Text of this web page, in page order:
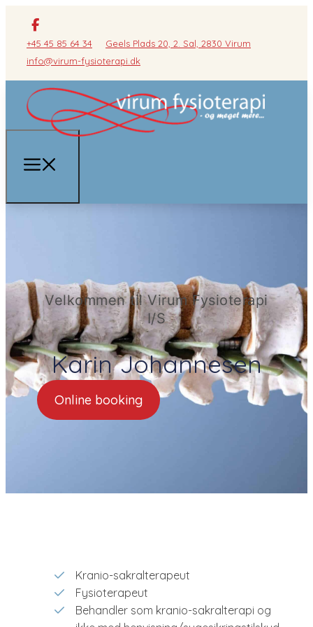
+45 45 85 64 34
Geels Plads 20, 2. Sal, 2830 Virum
info@virum-fysioterapi.dk
Velkommen til Virum Fysioterapi
I/S
Karin Johannesen
Online booking
Kranio-sakralterapeut
Fysioterapeut
Behandler som kranio-sakralterapi og